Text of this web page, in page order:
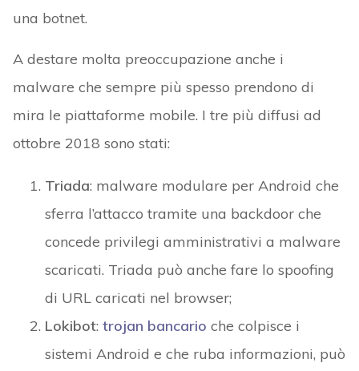
una botnet.
A destare molta preoccupazione anche i
malware che sempre più spesso prendono di
mira le piattaforme mobile. I tre più diffusi ad
ottobre 2018 sono stati:
Triada: malware modulare per Android che
sferra l’attacco tramite una backdoor che
concede privilegi amministrativi a malware
scaricati. Triada può anche fare lo spoofing
di URL caricati nel browser;
Lokibot: trojan bancario che colpisce i
sistemi Android e che ruba informazioni, può